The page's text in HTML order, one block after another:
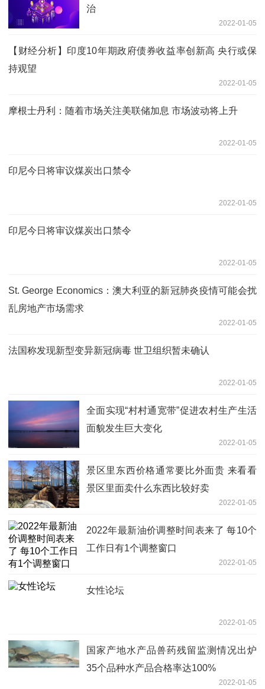
治
2022-01-05
【财经分析】印度10年期政府债券收益率创新高 央行或保
持观望
2022-01-05
摩根士丹利：随着市场关注美联储加息 市场波动将上升
2022-01-05
印尼今日将审议煤炭出口禁令
2022-01-05
印尼今日将审议煤炭出口禁令
2022-01-05
St. George Economics：澳大利亚的新冠肺炎疫情可能会扰
乱房地产市场需求
2022-01-05
法国称发现新型变异新冠病毒 世卫组织暂未确认
2022-01-05
全面实现“村村通宽带”促进农村生产生活
面貌发生巨大变化
2022-01-05
景区里东西价格通常要比外面贵 来看看
景区里面卖什么东西比较好卖
2022-01-05
2022年最新油价调整时间表来了 每10个
工作日有1个调整窗口
2022-01-05
女性论坛
2022-01-05
国家产地水产品兽药残留监测情况出炉
35个品种水产品合格率达100%
2022-01-05